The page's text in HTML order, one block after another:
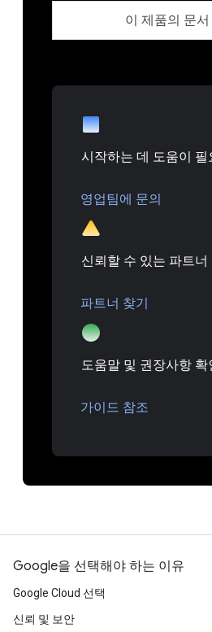
이 제품의 문서
시작하는 데 도움이
영업팀에 문의
신뢰할 수 있는 파트너
파트너 찾기
도움말 및 권장사항 확
가이드 참조
Google을 선택해야 하는 이유
Google Cloud 선택
신뢰 및 보안